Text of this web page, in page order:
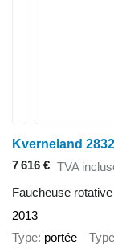
Kverneland
7 616 € TVA
Faucheuse rotative
2013
Type portée Type